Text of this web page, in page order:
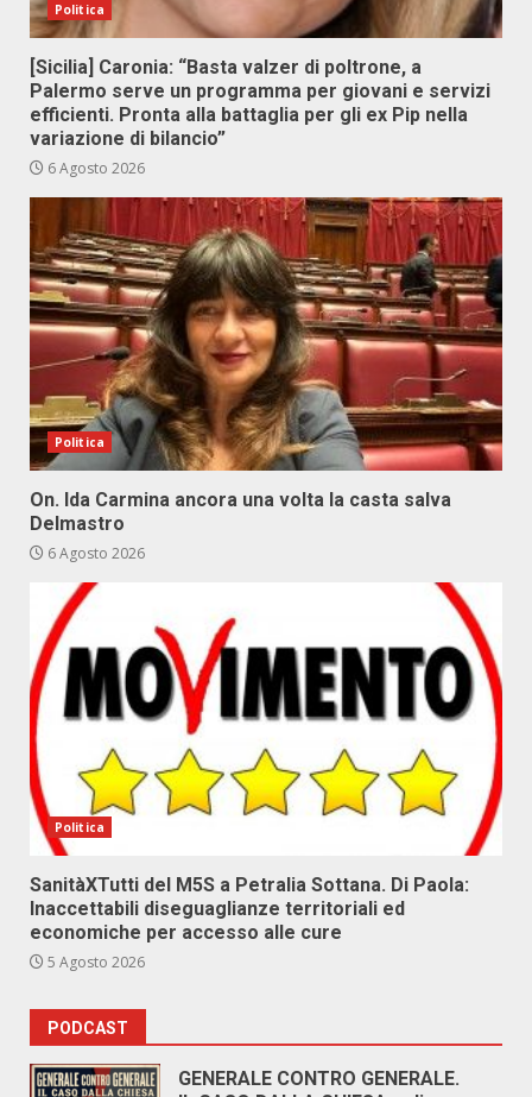
Politica
[Sicilia] Caronia: “Basta valzer di poltrone, a
Palermo serve un programma per giovani e servizi
efficienti. Pronta alla battaglia per gli ex Pip nella
variazione di bilancio”
6 Agosto 2026
Politica
On. Ida Carmina ancora una volta la casta salva
Delmastro
6 Agosto 2026
Politica
SanitàXTutti del M5S a Petralia Sottana. Di Paola:
Inaccettabili diseguaglianze territoriali ed
economiche per accesso alle cure
5 Agosto 2026
PODCAST
GENERALE CONTRO GENERALE.